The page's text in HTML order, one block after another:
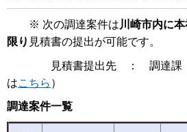
※ 次の調達案件は 川崎市内に
限り 見積書の提出が可能です。
見積書提出先 ： 調達課 調
はこちら ）
調達案件一覧